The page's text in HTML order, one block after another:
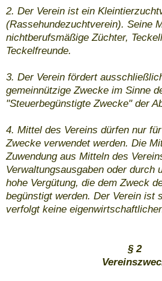
2. Der Verein ist ein
(Rassehundezuchtverein). Seine
nichtberufsmäßige Züchter,
Teckelfreunde.
3. Der Verein fördert
gemeinnützige Zwecke im Sinne
"Steuerbegünstigte Zwecke" der
4. Mittel des Vereins dürfen nur
Zwecke verwendet werden. Die
Zuwendung aus Mitteln des
Verwaltungsausgaben oder durch
hohe Vergütung, die dem Zweck
begünstigt werden. Der Verein ist
verfolgt keine
§ 2